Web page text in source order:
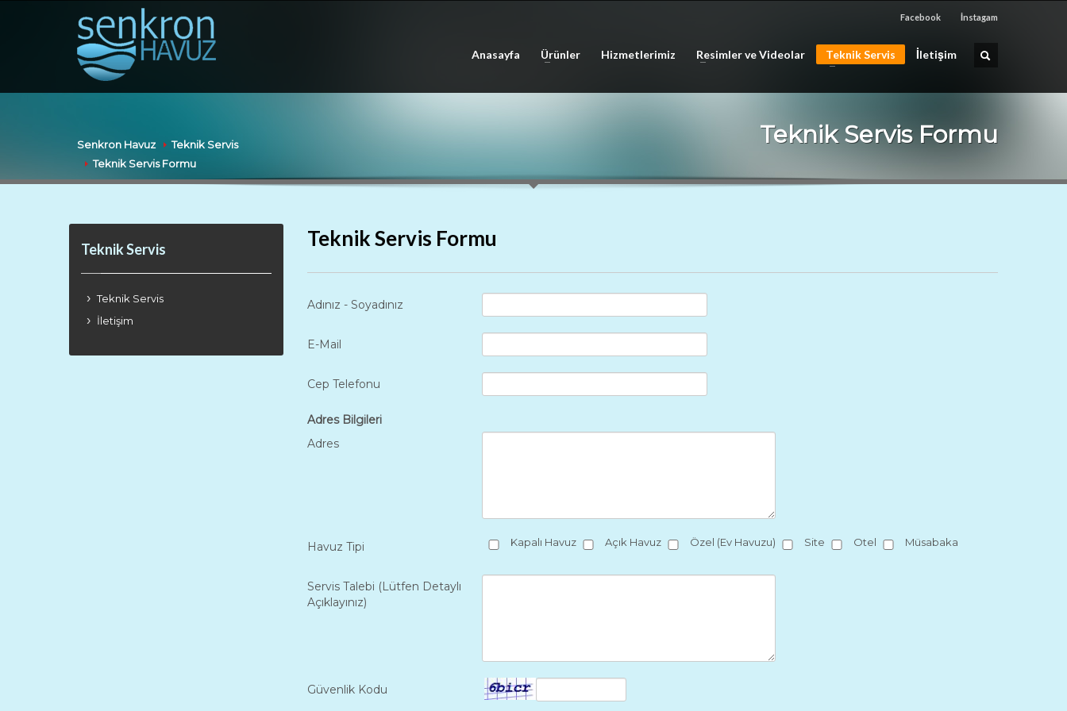
Facebook İnstagam
Anasayfa Ürünler Hizmetlerimiz Resimler ve Videolar Teknik Servis İletişim
Senkron Havuz
Teknik Servis
Teknik Servis Formu
Teknik Servis Formu
Teknik Servis
Teknik Servis
İletişim
Teknik Servis Formu
Adınız - Soyadınız
E-Mail
Cep Telefonu
Adres Bilgileri
Adres
Havuz Tipi Kapalı Havuz Açık Havuz Özel (Ev Havuzu) Site Otel Müsabaka
Servis Talebi (Lütfen Detaylı
Açıklayınız)
Güvenlik Kodu